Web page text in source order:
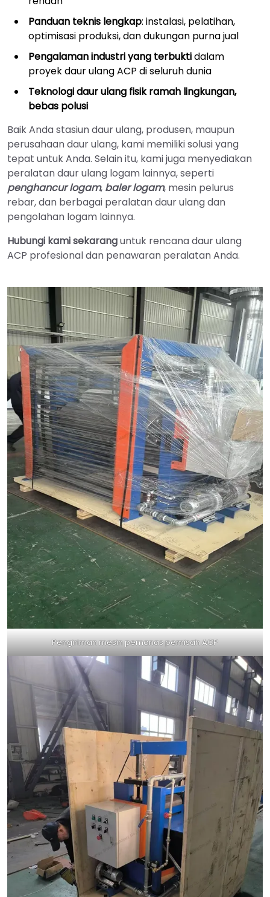
Panduan teknis lengkap: instalasi, pelatihan,
optimisasi produksi, dan dukungan purna jual
Pengalaman industri yang terbuktidalam
proyek daur ulang ACP di seluruh dunia
Teknologi daur ulang fisik ramah lingkungan,
bebas polusi
Baik Anda stasiun daur ulang, produsen, maupun
perusahaan daur ulang, kami memiliki solusi yang
tepat untuk Anda. Selain itu, kami juga menyediakan
peralatan daur ulang logam lainnya, seperti
penghancur logam, baler logam, mesin pelurus
rebar, dan berbagai peralatan daur ulang dan
pengolahan logam lainnya.
Hubungi kami sekaranguntuk rencana daur ulang
ACP profesional dan penawaran peralatan Anda.
Pengiriman mesin pemanas pemisah ACP